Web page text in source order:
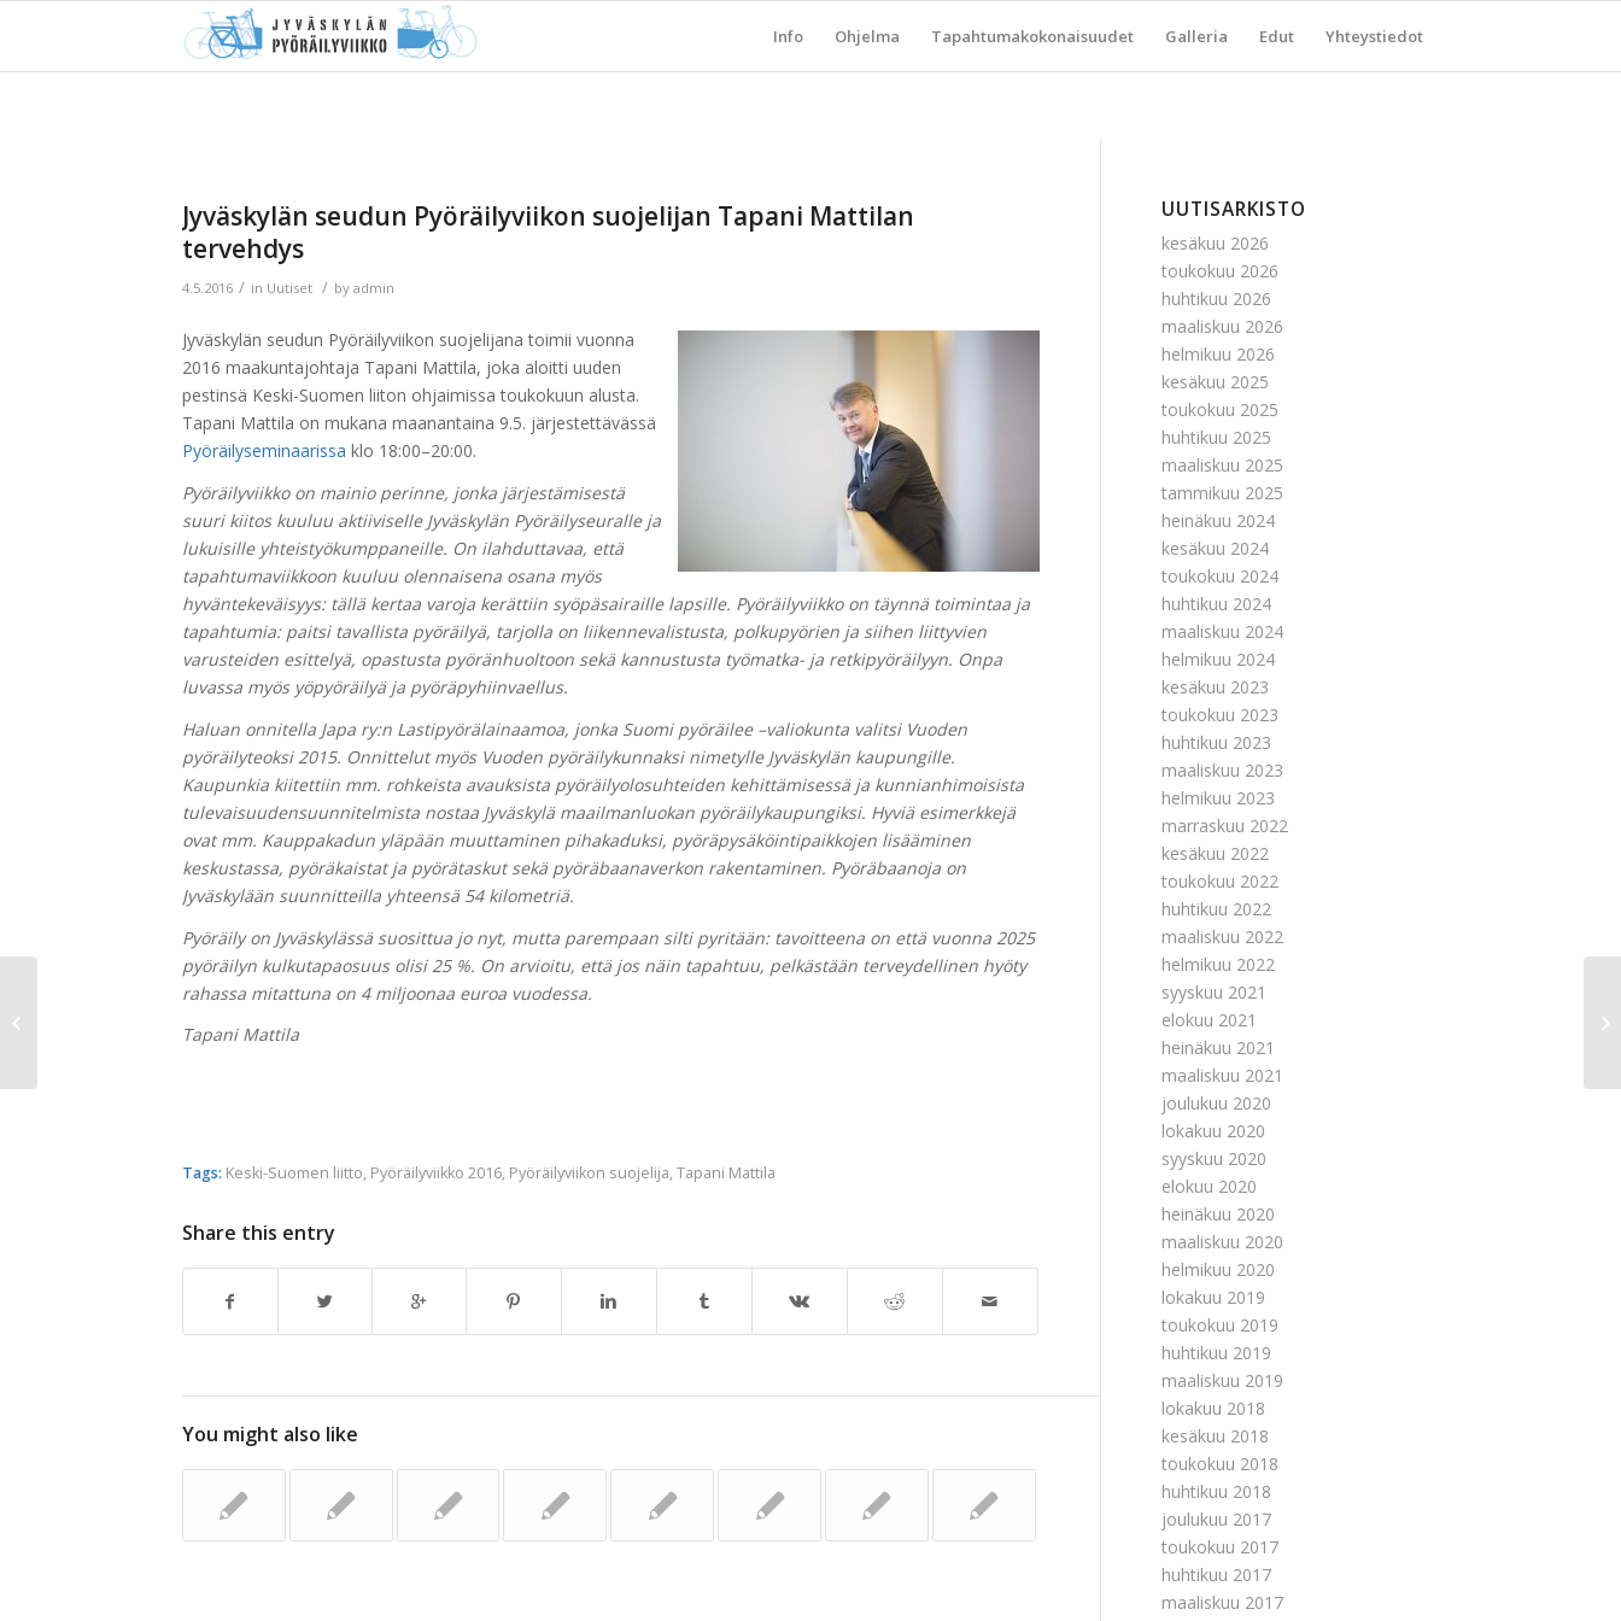
Info Ohjelma Tapahtumakokonaisuudet Galleria Edut Yhteystiedot
Jyväskylän seudun Pyöräilyviikon suojelijan Tapani Mattilan
tervehdys
4.5.2016 / in Uutiset / by admin
Jyväskylän seudun Pyöräilyviikon suojelijana toimii vuonna
2016 maakuntajohtaja Tapani Mattila, joka aloitti uuden
pestinsä Keski-Suomen liiton ohjaimissa toukokuun alusta.
Tapani Mattila on mukana maanantaina 9.5. järjestettävässä
Pyöräilyseminaarissa klo 18:00–20:00.
Pyöräilyviikko on mainio perinne, jonka järjestämisestä
suuri kiitos kuuluu aktiiviselle Jyväskylän Pyöräilyseuralle ja
lukuisille yhteistyökumppaneille. On ilahduttavaa, että
tapahtumaviikkoon kuuluu olennaisena osana myös
hyväntekeväisyys: tällä kertaa varoja kerättiin syöpäsairaille lapsille. Pyöräilyviikko on täynnä toimintaa ja
tapahtumia: paitsi tavallista pyöräilyä, tarjolla on liikennevalistusta, polkupyörien ja siihen liittyvien
varusteiden esittelyä, opastusta pyöränhuoltoon sekä kannustusta työmatka- ja retkipyöräilyyn. Onpa
luvassa myös yöpyöräilyä ja pyöräpyhiinvaellus.
Haluan onnitella Japa ry:n Lastipyörälainaamoa, jonka Suomi pyöräilee –valiokunta valitsi Vuoden
pyöräilyteoksi 2015. Onnittelut myös Vuoden pyöräilykunnaksi nimetylle Jyväskylän kaupungille.
Kaupunkia kiitettiin mm. rohkeista avauksista pyöräilyolosuhteiden kehittämisessä ja kunnianhimoisista
tulevaisuudensuunnitelmista nostaa Jyväskylä maailmanluokan pyöräilykaupungiksi. Hyviä esimerkkejä
ovat mm. Kauppakadun yläpään muuttaminen pihakaduksi, pyöräpysäköintipaikkojen lisääminen
keskustassa, pyöräkaistat ja pyörätaskut sekä pyöräbaanaverkon rakentaminen. Pyöräbaanoja on
Jyväskylään suunnitteilla yhteensä 54 kilometriä.
Pyöräily on Jyväskylässä suosittua jo nyt, mutta parempaan silti pyritään: tavoitteena on että vuonna 2025
pyöräilyn kulkutapaosuus olisi 25 %. On arvioitu, että jos näin tapahtuu, pelkästään terveydellinen hyöty
rahassa mitattuna on 4 miljoonaa euroa vuodessa.
Tapani Mattila
Tags: Keski-Suomen liitto, Pyöräilyviikko 2016, Pyöräilyviikon suojelija, Tapani Mattila
Share this entry
You might also like
UUTISARKISTO
kesäkuu 2026
toukokuu 2026
huhtikuu 2026
maaliskuu 2026
helmikuu 2026
kesäkuu 2025
toukokuu 2025
huhtikuu 2025
maaliskuu 2025
tammikuu 2025
heinäkuu 2024
kesäkuu 2024
toukokuu 2024
huhtikuu 2024
maaliskuu 2024
helmikuu 2024
kesäkuu 2023
toukokuu 2023
huhtikuu 2023
maaliskuu 2023
helmikuu 2023
marraskuu 2022
kesäkuu 2022
toukokuu 2022
huhtikuu 2022
maaliskuu 2022
helmikuu 2022
syyskuu 2021
elokuu 2021
heinäkuu 2021
maaliskuu 2021
joulukuu 2020
lokakuu 2020
syyskuu 2020
elokuu 2020
heinäkuu 2020
maaliskuu 2020
helmikuu 2020
lokakuu 2019
toukokuu 2019
huhtikuu 2019
maaliskuu 2019
lokakuu 2018
kesäkuu 2018
toukokuu 2018
huhtikuu 2018
joulukuu 2017
toukokuu 2017
huhtikuu 2017
maaliskuu 2017